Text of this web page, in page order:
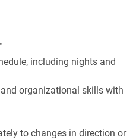
including nights and
organizational skills with
to changes in direction or